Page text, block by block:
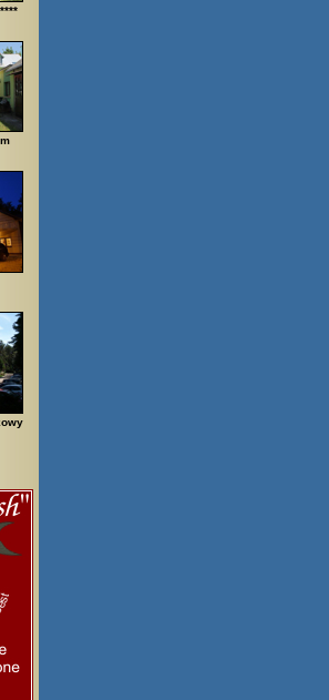
Biały Dunajec, Białystok, Błędów,